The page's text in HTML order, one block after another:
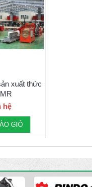
xuất thức
hệ
GIỎ